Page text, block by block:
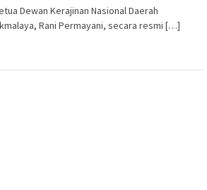
Dewan Kerajinan Nasional Daerah
Rani Permayani, secara resmi […]